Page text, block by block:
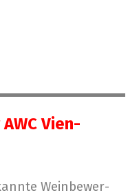
Vien­
Wein­be­wer­